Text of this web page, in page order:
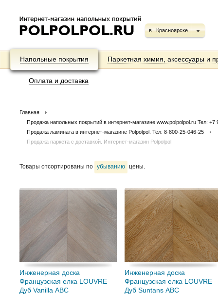
в Красноярске
Напольные покрытия Паркетная химия, аксессуары и
Оплата и доставка
Главная
Продажа напольных покрытий в интернет-магазине www.polpolpol.ru Тел:
Продажа ламината в интернет-магазине Polpolpol. Тел: 8-800-25-046-25
Продажа паркета с доставкой. Интернет-магазин Polpolpol
Товары отсортированы по убыванию цены.
Инженерная доска
Французская елка LOUVRE
Дуб Vanilla АВС
Инженерная доска
Французская елка LOUVRE
Дуб Suntans АВC